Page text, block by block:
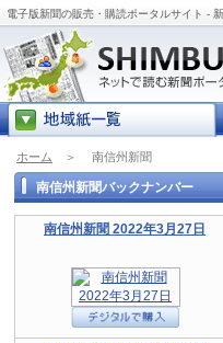
電子版新聞の販売・購読ポータルサイト -
ホーム ＞ 南信州新聞
南信州新聞バックナンバー
南信州新聞 2022年3月27日